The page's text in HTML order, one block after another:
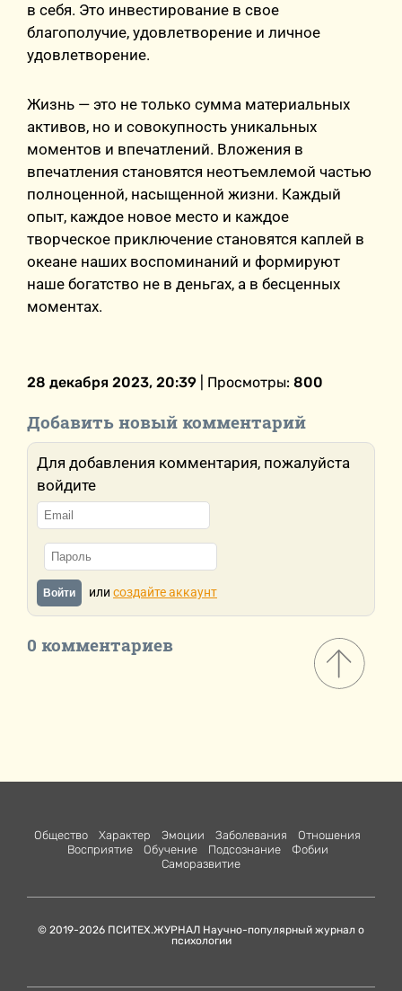
в себя. Это инвестирование в свое
благополучие, удовлетворение и личное
удовлетворение.
Жизнь — это не только сумма материальных
активов, но и совокупность уникальных
моментов и впечатлений. Вложения в
впечатления становятся неотъемлемой частью
полноценной, насыщенной жизни. Каждый
опыт, каждое новое место и каждое
творческое приключение становятся каплей в
океане наших воспоминаний и формируют
наше богатство не в деньгах, а в бесценных
моментах.
28 декабря 2023, 20:39 | Просмотры: 800
Добавить новый комментарий
Для добавления комментария, пожалуйста
войдите
Войти или создайте аккаунт
0 комментариев
Общество Характер Эмоции Заболевания
Отношения
Восприятие
Обучение Подсознание
Фобии
Саморазвитие
© 2019-2026 ПСИТЕХ.ЖУРНАЛ Научно-популярный журнал о
психологии